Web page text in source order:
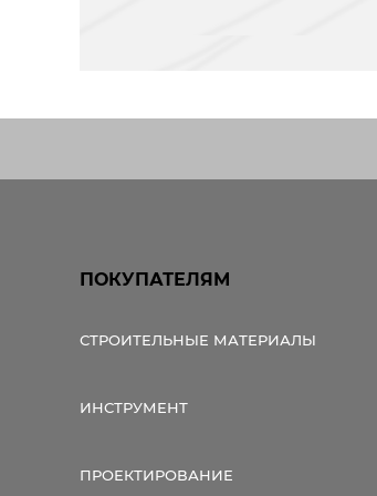
ПОКУПАТЕЛЯМ
СТРОИТЕЛЬНЫЕ МАТЕРИАЛЫ
ИНСТРУМЕНТ
ПРОЕКТИРОВАНИЕ